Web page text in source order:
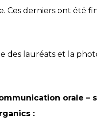
Ces derniers ont été
des lauréats et la
orale –
: